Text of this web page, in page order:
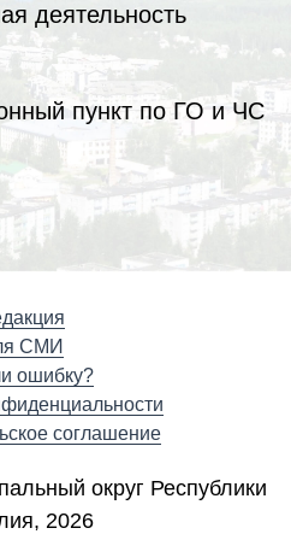
деятельность
пункт по ГО и ЧС
СМИ
ошибку?
соглашение
округ Республики
2026